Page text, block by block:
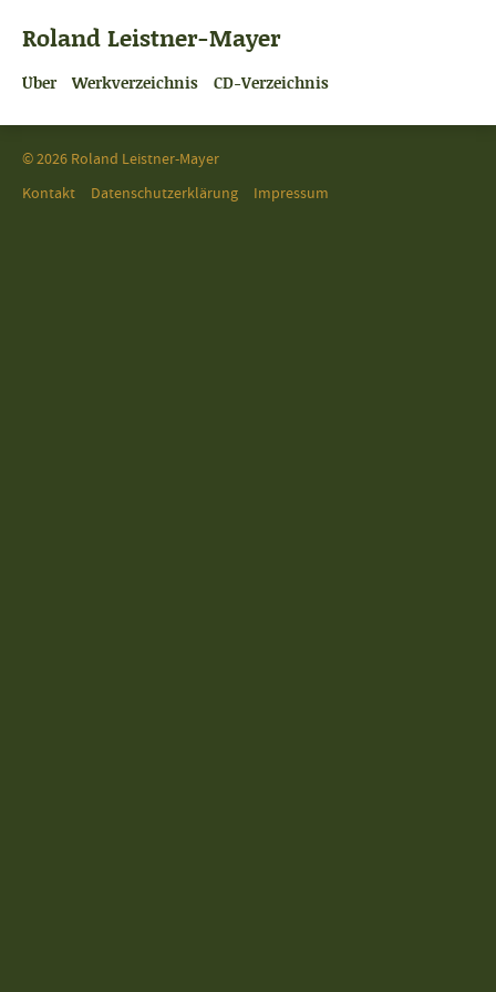
Roland Leistner-Mayer
Über Werkverzeichnis CD-Verzeichnis
© 2026 Roland Leistner-Mayer
Kontakt
Datenschutzerklärung Impressum